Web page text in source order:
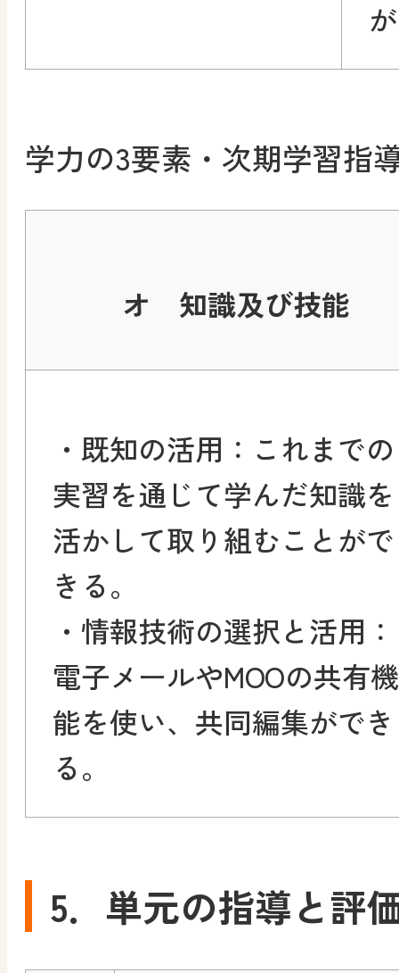
学力の3要素・次期学習指
オ 知識及び技能
・既知の活用：これまでの
実習を通じて学んだ知識を
活かして取り組むことがで
きる。
・情報技術の選択と活用：
電子メールやMOOの共有機
能を使い、共同編集ができ
る。
5．単元の指導と評